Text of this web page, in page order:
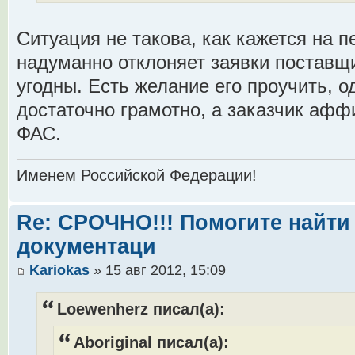
Ситуация не такова, как кажется на
надуманно отклоняет заявки
угодны. Есть желание его проучить,
достаточно грамотно, а заказчик
ФАС.
Именем Российской Федерации!
Re: СРОЧНО!!! Помогите найти
документаци
Kariokas » 15 авг 2012, 15:09
Loewenherz писал(а):
Aboriginal писал(а):